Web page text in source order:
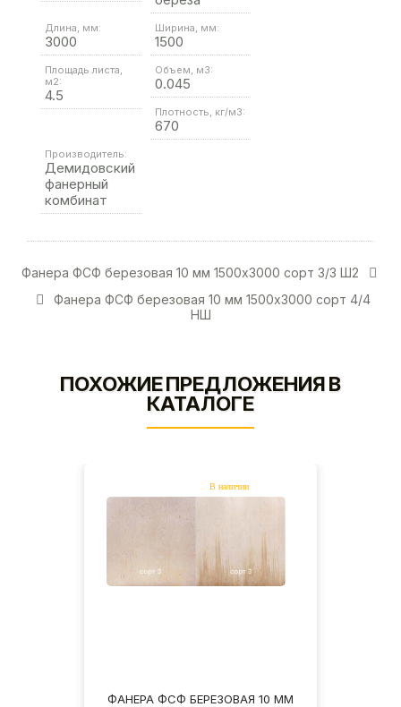
Длина, мм:
3000
Ширина, мм:
1500
Площадь листа,
м2:
4.5
Объем, м3:
0.045
Плотность, кг/м3:
670
Производитель:
Демидовский
фанерный
комбинат
Фанера ФСФ березовая 10 мм 1500х3000 сорт 3/3 Ш2
Фанера ФСФ березовая 10 мм 1500х3000 сорт 4/4
НШ
ПОХОЖИЕ ПРЕДЛОЖЕНИЯ В
КАТАЛОГЕ
ФАНЕРА ФСФ БЕРЕЗОВАЯ 10 ММ